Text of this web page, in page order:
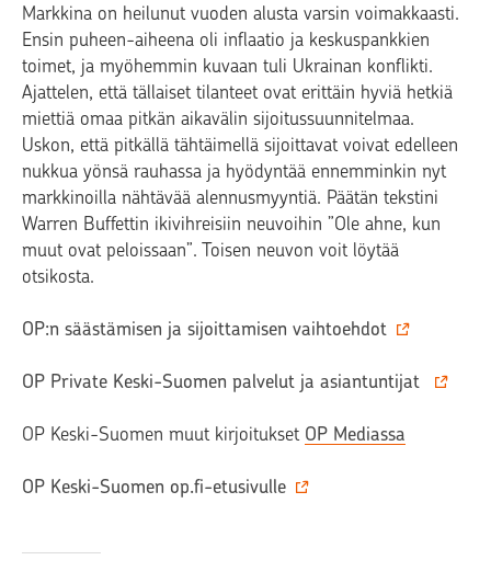
Markkina on heilunut vuoden alusta varsin voimakkaasti.
Ensin puheen-aiheena oli inflaatio ja keskuspankkien
toimet, ja myöhemmin kuvaan tuli Ukrainan konflikti.
Ajattelen, että tällaiset tilanteet ovat erittäin hyviä hetkiä
miettiä omaa pitkän aikavälin sijoitussuunnitelmaa.
Uskon, että pitkällä tähtäimellä sijoittavat voivat edelleen
nukkua yönsä rauhassa ja hyödyntää ennemminkin nyt
markkinoilla nähtävää alennusmyyntiä. Päätän tekstini
Warren Buffettin ikivihreisiin neuvoihin ”Ole ahne, kun
muut ovat peloissaan”. Toisen neuvon voit löytää
otsikosta.
OP:n säästämisen ja sijoittamisen vaihtoehdot
OP Private Keski-Suomen palvelut ja asiantuntijat
OP Keski-Suomen muut kirjoitukset OP Mediassa
OP Keski-Suomen op.fi-etusivulle